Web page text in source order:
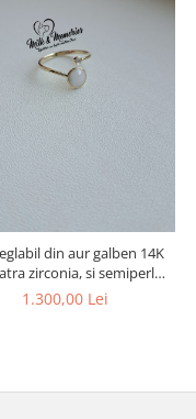
din aur galben 14K
zirconia, si semiperla
contine lapte matern
1.300,00 Lei